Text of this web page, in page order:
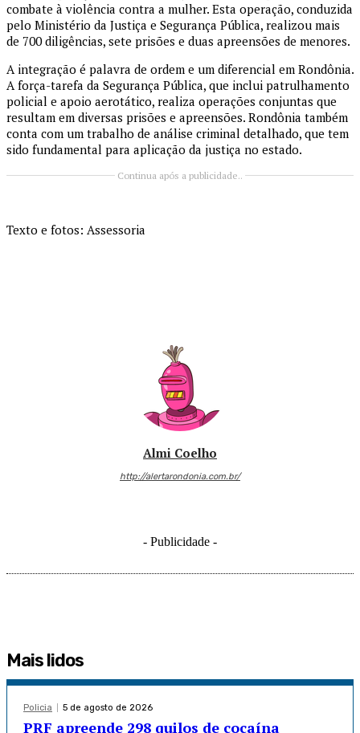
combate à violência contra a mulher. Esta operação, conduzida
pelo Ministério da Justiça e Segurança Pública, realizou mais
de 700 diligências, sete prisões e duas apreensões de menores.
A integração é palavra de ordem e um diferencial em Rondônia.
A força-tarefa da Segurança Pública, que inclui patrulhamento
policial e apoio aerotático, realiza operações conjuntas que
resultam em diversas prisões e apreensões. Rondônia também
conta com um trabalho de análise criminal detalhado, que tem
sido fundamental para aplicação da justiça no estado.
Continua após a publicidade..
Texto e fotos: Assessoria
Almi Coelho
http://alertarondonia.com.br/
- Publicidade -
Mais lidos
Policia 5 de agosto de 2026
PRF apreende 298 quilos de cocaína